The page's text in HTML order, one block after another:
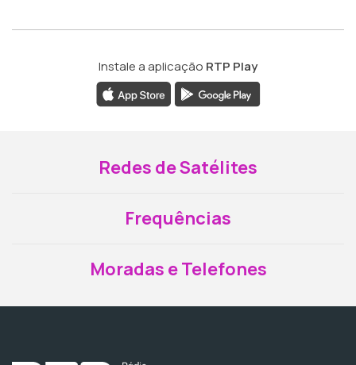
Instale a aplicação RTP Play
Redes de Satélites
Frequências
Moradas e Telefones